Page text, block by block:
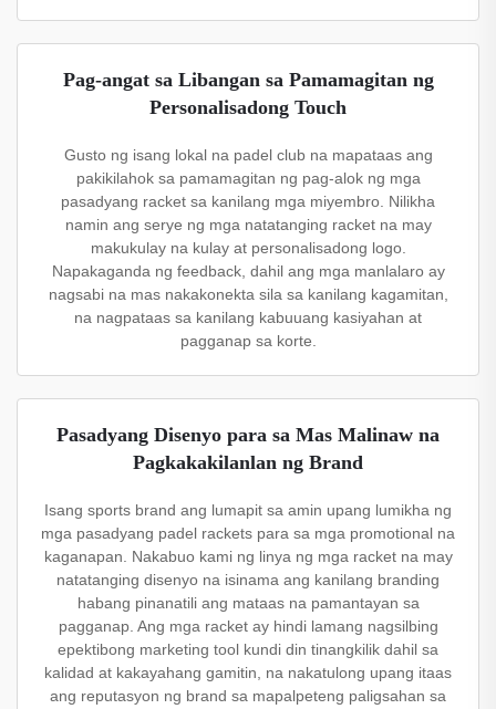
Pag-angat sa Libangan sa Pamamagitan ng
Personalisadong Touch
Gusto ng isang lokal na padel club na mapataas ang
pakikilahok sa pamamagitan ng pag-alok ng mga
pasadyang racket sa kanilang mga miyembro. Nilikha
namin ang serye ng mga natatanging racket na may
makukulay na kulay at personalisadong logo.
Napakaganda ng feedback, dahil ang mga manlalaro ay
nagsabi na mas nakakonekta sila sa kanilang kagamitan,
na nagpataas sa kanilang kabuuang kasiyahan at
pagganap sa korte.
Pasadyang Disenyo para sa Mas Malinaw na
Pagkakakilanlan ng Brand
Isang sports brand ang lumapit sa amin upang lumikha ng
mga pasadyang padel rackets para sa mga promotional na
kaganapan. Nakabuo kami ng linya ng mga racket na may
natatanging disenyo na isinama ang kanilang branding
habang pinanatili ang mataas na pamantayan sa
pagganap. Ang mga racket ay hindi lamang nagsilbing
epektibong marketing tool kundi din tinangkilik dahil sa
kalidad at kakayahang gamitin, na nakatulong upang itaas
ang reputasyon ng brand sa mapalpeteng paligsahan sa